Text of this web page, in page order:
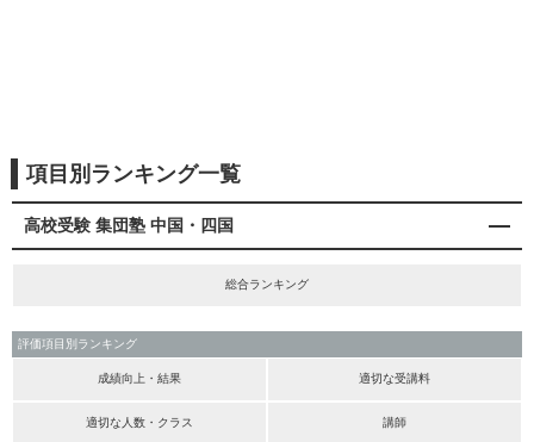
項目別ランキング一覧
高校受験 集団塾 中国・四国
総合ランキング
評価項目別ランキング
成績向上・結果 適切な受講料
適切な人数・クラス 講師